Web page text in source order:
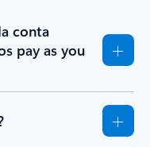
conta
pay as you